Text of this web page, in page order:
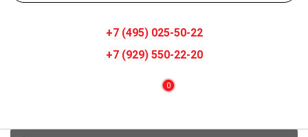
0
+7 (495) 025-50-22
+7 (929) 550-22-20